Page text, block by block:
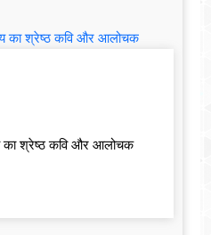
का श्रेष्ठ कवि और आलोचक